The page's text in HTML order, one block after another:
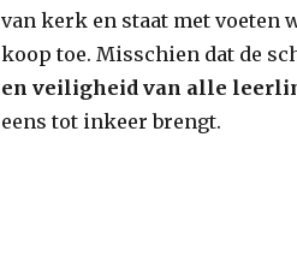
van kerk en staat met voeten
koop toe. Misschien dat de
en veiligheid van alle
eens tot inkeer brengt.